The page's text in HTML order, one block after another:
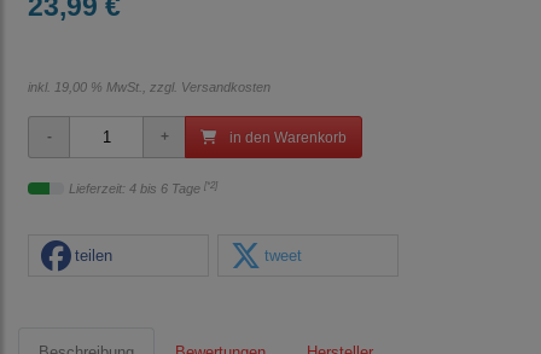
23,99 €
inkl. 19,00 % MwSt., zzgl. Versandkosten
in den Warenkorb
Lieferzeit: 4 bis 6 Tage [*2]
teilen tweet